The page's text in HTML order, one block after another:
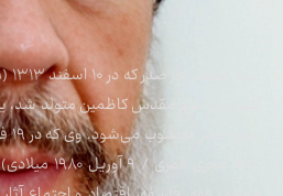
قمری) در شهر مقدس کاظمین متولد شد،
۱۴۰۰ هجری